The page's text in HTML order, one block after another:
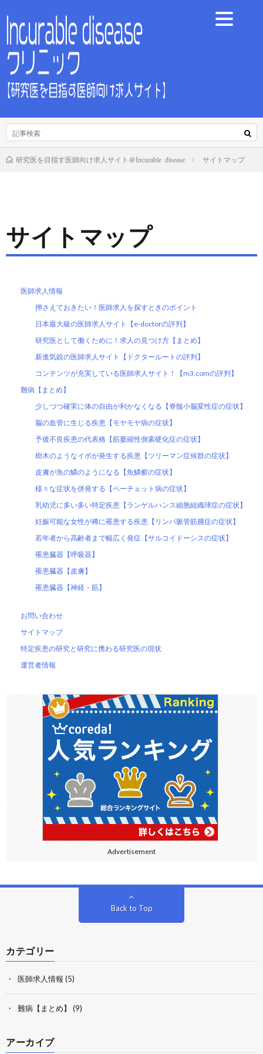
研究医を目指す医師向け求人サイト＠Incurable disease サイトマップ
サイトマップ
医師求人情報
押さえておきたい！医師求人を探すときのポイント
日本最大級の医師求人サイト【e-doctorの評判】
研究医として働くために！求人の見つけ方【まとめ】
新進気鋭の医師求人サイト【ドクタールートの評判】
コンテンツが充実している医師求人サイト！【m3.comの評判】
難病【まとめ】
少しづつ確実に体の自由が利かなくなる【脊髄小脳変性症の症状】
脳の血管に生じる疾患【モヤモヤ病の症状】
予後不良疾患の代表格【筋萎縮性側索硬化症の症状】
樹木のようなイボが発生する疾患【ツリーマン症候群の症状】
皮膚が魚の鱗のようになる【魚鱗癬の症状】
様々な症状を併発する【ベーチェット病の症状】
乳幼児に多い多い特定疾患【ランゲルハンス細胞組織球症の症状】
妊娠可能な女性が稀に罹患する疾患【リンパ脈管筋腫症の症状】
若年者から高齢者まで幅広く発症【サルコイドーシスの症状】
罹患臓器【呼吸器】
罹患臓器【皮膚】
罹患臓器【神経・筋】
お問い合わせ
サイトマップ
特定疾患の研究と研究に携わる研究医の現状
運営者情報
Advertisement
Back to Top
カテゴリー
医師求人情報 (5)
難病【まとめ】 (9)
アーカイブ